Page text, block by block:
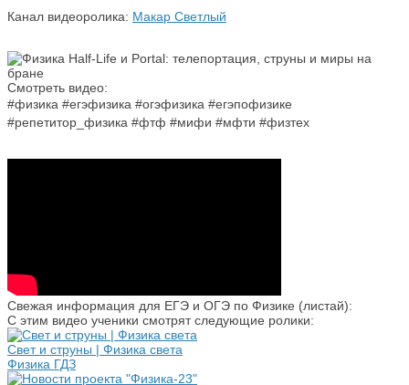
Канал видеоролика: Макар Светлый
Смотреть видео:
#физика #егэфизика #огэфизика #егэпофизике
#репетитор_физика #фтф #мифи #мфти #физтех
Свежая информация для ЕГЭ и ОГЭ по Физике (листай):
С этим видео ученики смотрят следующие ролики:
Свет и струны | Физика света
Физика ГДЗ